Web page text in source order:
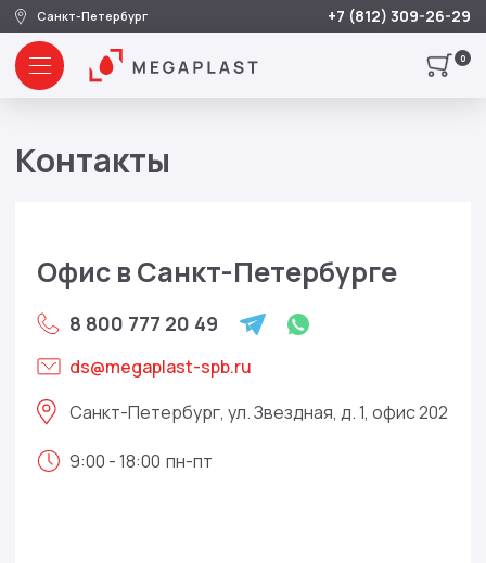
Санкт-Петербург +7 (812) 309-26-29
0
Контакты
Офис в Санкт-Петербурге
8 800 777 20 49
ds@megaplast-spb.ru
Санкт-Петербург, ул. Звездная, д. 1, офис 202
9:00 - 18:00